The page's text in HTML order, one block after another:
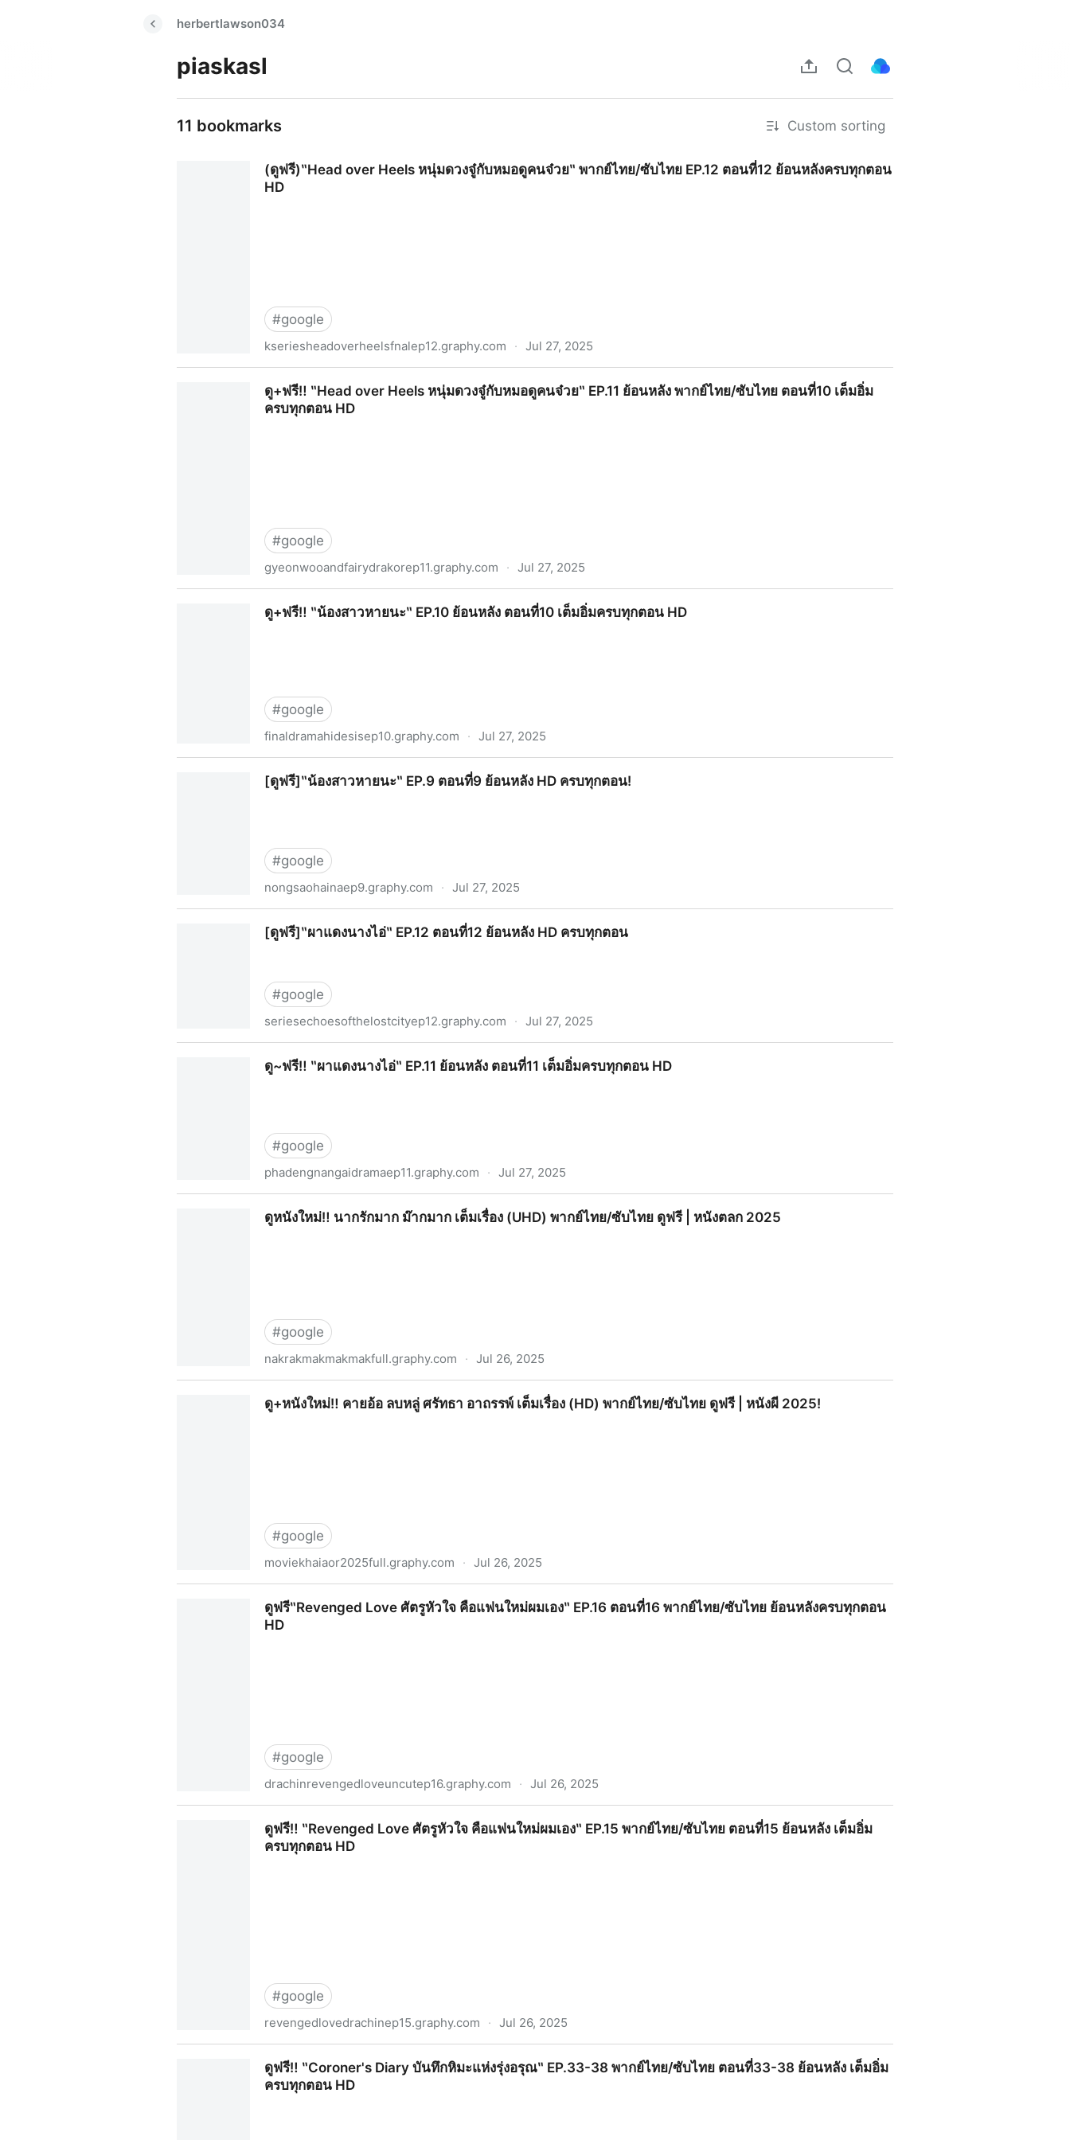
herbertlawson034
piaskasl
11 bookmarks Custom sorting
(ดูฟรี)‶Head over Heels หนุ่มดวงจู๋กับหมอดูคนจ๋วย‶ พากย์ไทย/ซับไทย EP.12 ตอนที่12 ย้อนหลังครบทุกตอน
HD
#google
kseriesheadoverheelsfnalep12.graphy.com · Jul 27, 2025
ดู+ฟรี‼️ ‶Head over Heels หนุ่มดวงจู๋กับหมอดูคนจ๋วย‶ EP.11 ย้อนหลัง พากย์ไทย/ซับไทย ตอนที่10 เต็มอิ่ม
ครบทุกตอน HD
#google
gyeonwooandfairydrakorep11.graphy.com · Jul 27, 2025
ดู+ฟรี‼️ ‶น้องสาวหายนะ‶ EP.10 ย้อนหลัง ตอนที่10 เต็มอิ่มครบทุกตอน HD
#google
finaldramahidesisep10.graphy.com · Jul 27, 2025
[ดูฟรี]‶น้องสาวหายนะ‶ EP.9 ตอนที่9 ย้อนหลัง HD ครบทุกตอน!
#google
nongsaohainaep9.graphy.com · Jul 27, 2025
[ดูฟรี]‶ผาแดงนางไอ่‶ EP.12 ตอนที่12 ย้อนหลัง HD ครบทุกตอน
#google
seriesechoesofthelostcityep12.graphy.com · Jul 27, 2025
ดู~ฟรี‼️ ‶ผาแดงนางไอ่‶ EP.11 ย้อนหลัง ตอนที่11 เต็มอิ่มครบทุกตอน HD
#google
phadengnangaidramaep11.graphy.com · Jul 27, 2025
ดูหนังใหม่‼️ นากรักมาก ม๊ากมาก เต็มเรื่อง (UHD) พากย์ไทย/ซับไทย ดูฟรี | หนังตลก 2025
#google
nakrakmakmakmakfull.graphy.com · Jul 26, 2025
ดู+หนังใหม่‼️ คายอ้อ ลบหลู่ ศรัทธา อาถรรพ์ เต็มเรื่อง (HD) พากย์ไทย/ซับไทย ดูฟรี | หนังผี 2025!
#google
moviekhaiaor2025full.graphy.com · Jul 26, 2025
ดูฟรี‶Revenged Love ศัตรูหัวใจ คือแฟนใหม่ผมเอง‶ EP.16 ตอนที่16 พากย์ไทย/ซับไทย ย้อนหลังครบทุกตอน
HD
#google
drachinrevengedloveuncutep16.graphy.com · Jul 26, 2025
ดูฟรี‼️ ‶Revenged Love ศัตรูหัวใจ คือแฟนใหม่ผมเอง‶ EP.15 พากย์ไทย/ซับไทย ตอนที่15 ย้อนหลัง เต็มอิ่ม
ครบทุกตอน HD
#google
revengedlovedrachinep15.graphy.com · Jul 26, 2025
ดูฟรี‼️ ‶Coroner's Diary บันทึกหิมะแห่งรุ่งอรุณ‶ EP.33-38 พากย์ไทย/ซับไทย ตอนที่33-38 ย้อนหลัง เต็มอิ่ม
ครบทุกตอน HD